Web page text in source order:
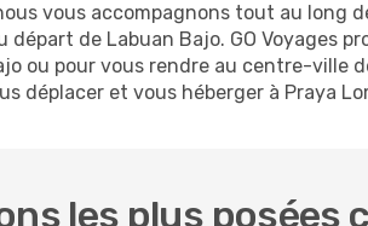
vous accompagnons tout au long
de Labuan Bajo. GO Voyages
ou pour vous rendre au centre-ville
déplacer et vous héberger à Praya
les plus posées